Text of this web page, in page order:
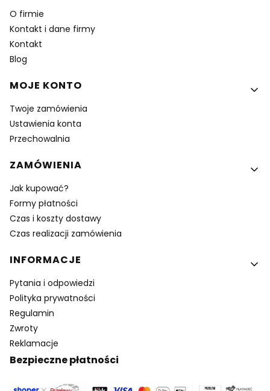
O firmie
Kontakt i dane firmy
Kontakt
Blog
MOJE KONTO
Twoje zamówienia
Ustawienia konta
Przechowalnia
ZAMÓWIENIA
Jak kupować?
Formy płatności
Czas i koszty dostawy
Czas realizacji zamówienia
INFORMACJE
Pytania i odpowiedzi
Polityka prywatności
Regulamin
Zwroty
Reklamacje
Bezpieczne płatności